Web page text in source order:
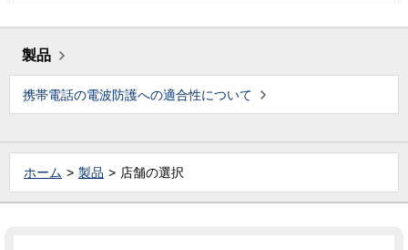
製品
携帯電話の電波防護への適合性について
ホーム 製品 店舗の選択